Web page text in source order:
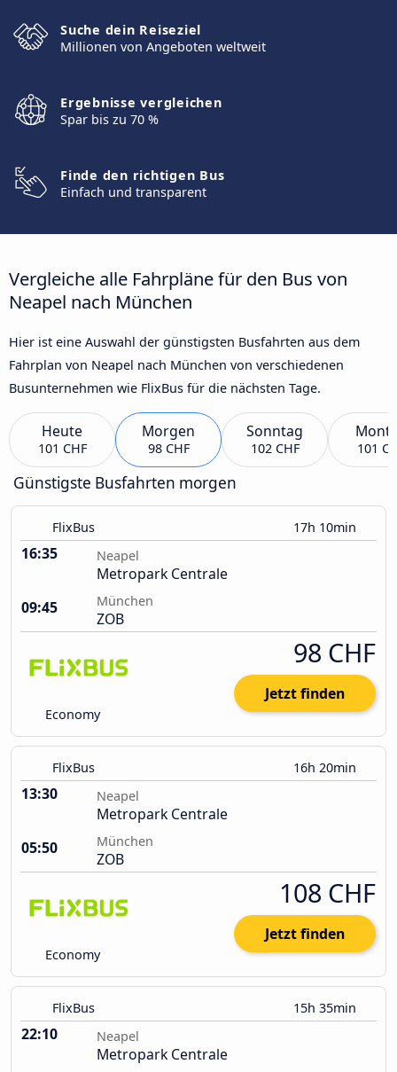
Suche dein Reiseziel
Millionen von Angeboten weltweit
Ergebnisse vergleichen
Spar bis zu 70 %
Finde den richtigen Bus
Einfach und transparent
Vergleiche alle Fahrpläne für den Bus von
Neapel nach München
Hier ist eine Auswahl der günstigsten Busfahrten aus dem
Fahrplan von Neapel nach München von verschiedenen
Busunternehmen wie FlixBus für die nächsten Tage.
Heute
101 CHF
Morgen
98 CHF
Sonntag
102 CHF 101
Günstigste Busfahrten morgen
FlixBus 17h 10min
16:35 Neapel
Metropark Centrale
09:45
München
ZOB
Economy
98 CHF
Jetzt finden
FlixBus 16h 20min
13:30 Neapel
Metropark Centrale
05:50
München
ZOB
Economy
108 CHF
Jetzt finden
FlixBus 15h 35min
22:10 Neapel
Metropark Centrale